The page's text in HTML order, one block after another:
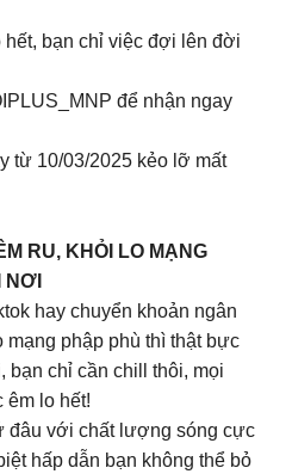
bạn chỉ việc đợi lên đời
để nhận ngay
từ 10/03/2025 kẻo lỡ mất
RU, KHỎI LO MẠNG
hay chuyển khoản ngân
mạng phập phù thì thật bực
chỉ cần chill thôi, mọi
êm lo hết!
đâu với chất lượng sóng cực
hấp dẫn bạn không thể bỏ